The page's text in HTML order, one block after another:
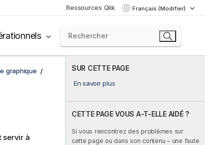
Ressources Qlik Français (Modifier)
SUR CETTE PAGE
En savoir plus
CETTE PAGE VOUS A-T-ELLE AIDÉ ?
Si vous rencontrez des problèmes sur
cette page ou dans son contenu – une faute
graphique
servir à